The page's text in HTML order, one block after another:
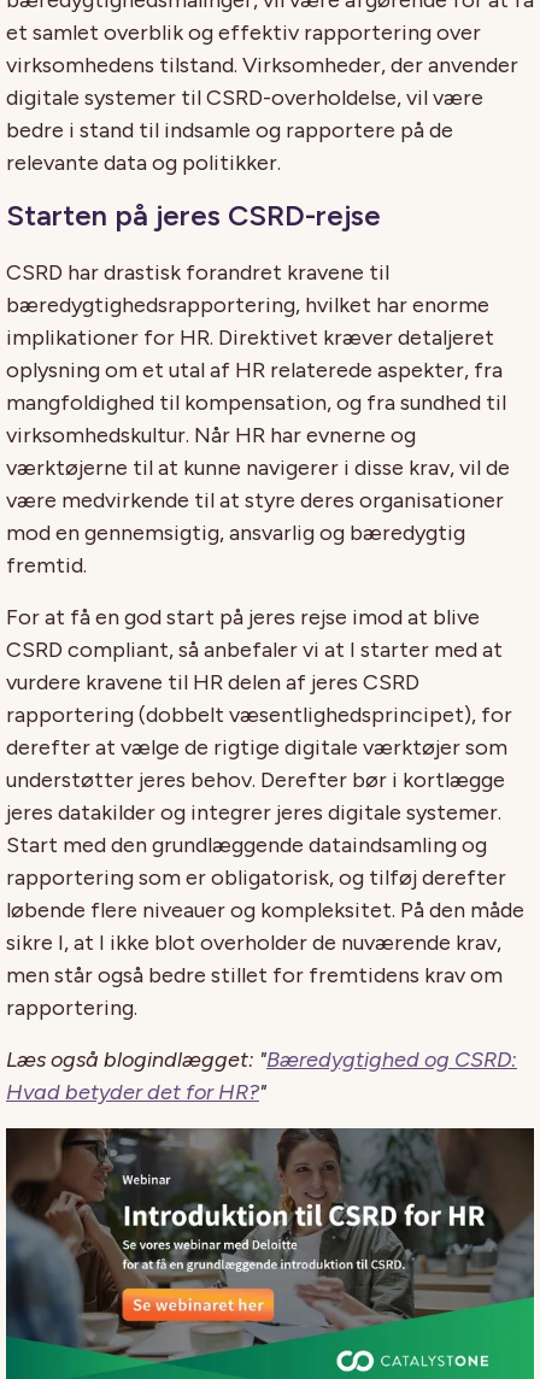
et samlet overblik og effektiv rapportering over
virksomhedens tilstand. Virksomheder, der anvender
digitale systemer til CSRD-overholdelse, vil være
bedre i stand til indsamle og rapportere på de
relevante data og politikker.
Starten på jeres CSRD-rejse
CSRD har drastisk forandret kravene til
bæredygtighedsrapportering, hvilket har enorme
implikationer for HR. Direktivet kræver detaljeret
oplysning om et utal af HR relaterede aspekter, fra
mangfoldighed til kompensation, og fra sundhed til
virksomhedskultur. Når HR har evnerne og
værktøjerne til at kunne navigerer i disse krav, vil de
være medvirkende til at styre deres organisationer
mod en gennemsigtig, ansvarlig og bæredygtig
fremtid.
For at få en god start på jeres rejse imod at blive
CSRD compliant, så anbefaler vi at I starter med at
vurdere kravene til HR delen af jeres CSRD
rapportering (dobbelt væsentlighedsprincipet), for
derefter at vælge de rigtige digitale værktøjer som
understøtter jeres behov. Derefter bør i kortlægge
jeres datakilder og integrer jeres digitale systemer.
Start med den grundlæggende dataindsamling og
rapportering som er obligatorisk, og tilføj derefter
løbende flere niveauer og kompleksitet. På den måde
sikre I, at I ikke blot overholder de nuværende krav,
men står også bedre stillet for fremtidens krav om
rapportering.
Læs også blogindlægget: "Bæredygtighed og CSRD:
Hvad betyder det for HR?"